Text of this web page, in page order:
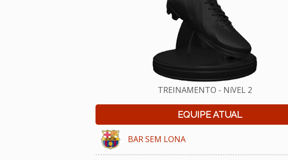
TREINAMENTO - NíVEL 2
EQUIPE ATUAL
BAR SEM LONA